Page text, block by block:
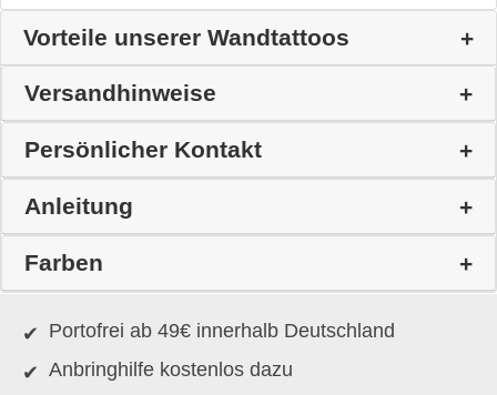
Vorteile unserer Wandtattoos
Versandhinweise
Persönlicher Kontakt
Anleitung
Farben
Portofrei ab 49€ innerhalb Deutschland
Anbringhilfe kostenlos dazu